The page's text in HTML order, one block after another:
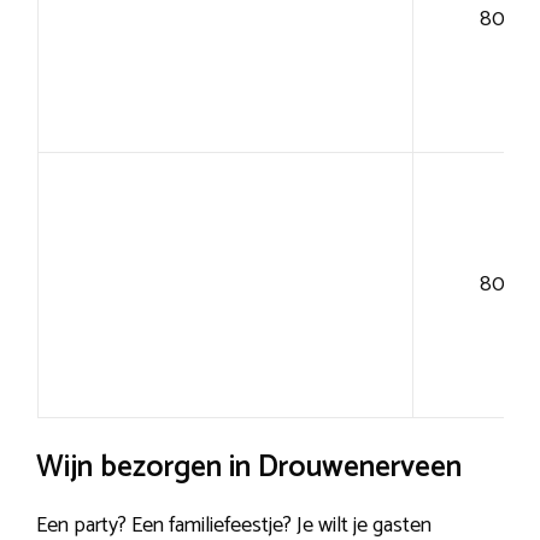
80+
80+
Wijn bezorgen in Drouwenerveen
Een party? Een familiefeestje? Je wilt je gasten